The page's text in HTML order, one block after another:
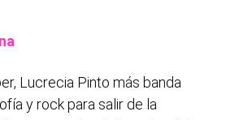
Lucrecia Pinto más banda
y rock para salir de la